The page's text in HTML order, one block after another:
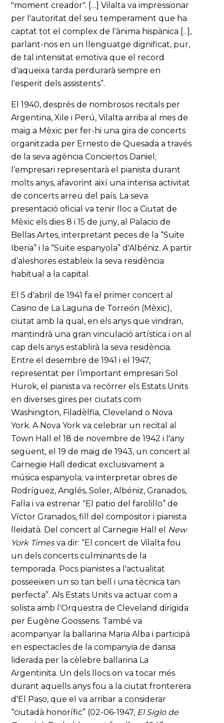
"moment creador". […] Vilalta va impressionar
per l'autoritat del seu temperament que ha
captat tot el complex de l'ànima hispànica [...],
parlant-nos en un llenguatge dignificat, pur,
de tal intensitat emotiva que el record
d'aqueixa tarda perdurarà sempre en
l'esperit dels assistents”.
El 1940, després de nombrosos recitals per
Argentina, Xile i Perú, Vilalta arriba al mes de
maig a Mèxic per fer-hi una gira de concerts
organitzada per Ernesto de Quesada a través
de la seva agència Conciertos Daniel;
l’empresari representarà el pianista durant
molts anys, afavorint així una intensa activitat
de concerts arreu del país. La seva
presentació oficial va tenir lloc a Ciutat de
Mèxic els dies 8 i 15 de juny, al Palacio de
Bellas Artes, interpretant peces de la “Suite
Iberia” i la “Suite espanyola” d'Albéniz. A partir
d’aleshores estableix la seva residència
habitual a la capital.
El 5 d'abril de 1941 fa el primer concert al
Casino de La Laguna de Torreón (Mèxic),
ciutat amb la qual, en els anys que vindran,
mantindrà una gran vinculació artística i on al
cap dels anys establirà la seva residència.
Entre el desembre de 1941 i el 1947,
representat per l’important empresari Sol
Hurok, el pianista va recórrer els Estats Units
en diverses gires per ciutats com
Washington, Filadèlfia, Cleveland o Nova
York. A Nova York va celebrar un recital al
Town Hall el 18 de novembre de 1942 i l'any
següent, el 19 de maig de 1943, un concert al
Carnegie Hall dedicat exclusivament a
música espanyola; va interpretar obres de
Rodríguez, Anglés, Soler, Albéniz, Granados,
Falla i va estrenar “El patio del farolillo” de
Víctor Granados, fill del compositor i pianista
lleidatà. Del concert al Carnegie Hall el New
York Timesva dir: “El concert de Vilalta fou
un dels concerts culminants de la
temporada. Pocs pianistes a l'actualitat
posseeixen un so tan bell i una tècnica tan
perfecta”. Als Estats Units va actuar com a
solista amb l'Orquestra de Cleveland dirigida
per Eugène Goossens. També va
acompanyar la ballarina Maria Alba i participà
en espectacles de la companyia de dansa
liderada per la cèlebre ballarina La
Argentinita. Un dels llocs on va tocar més
durant aquells anys fou a la ciutat fronterera
d'El Paso, que el va arribar a considerar
“ciutadà honorífic” (02-06-1947, El Siglo de